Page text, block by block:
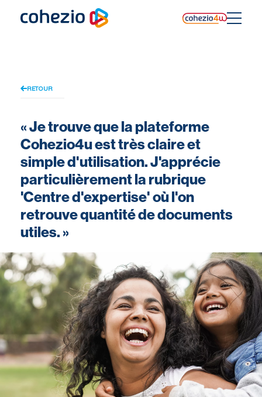
content
RETOUR
« Je trouve que la plateforme
Cohezio4u est très claire et
simple d'utilisation. J'apprécie
particulièrement la rubrique
'Centre d'expertise' où l'on
retrouve quantité de documents
utiles. »